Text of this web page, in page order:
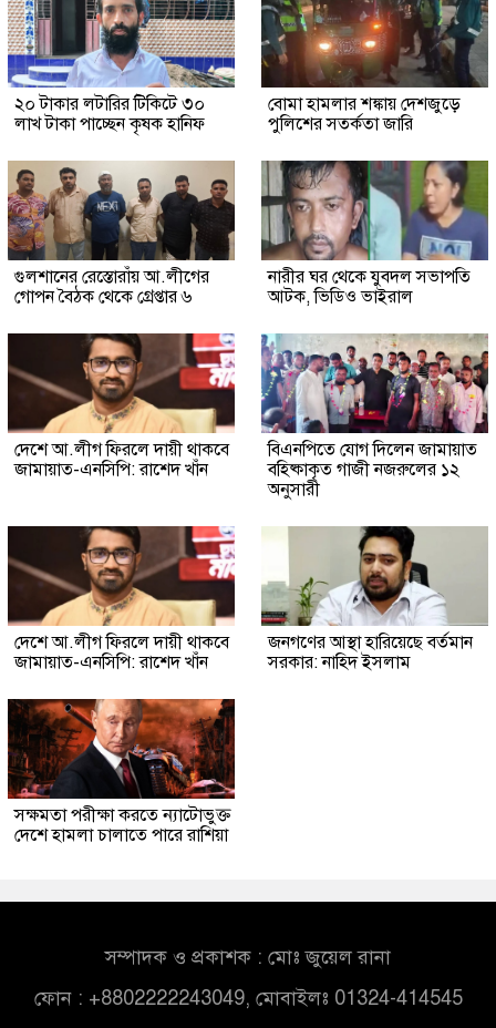
২০ টাকার লটারির টিকিটে ৩০
লাখ টাকা পাচ্ছেন কৃষক হানিফ
বোমা হামলার শঙ্কায় দেশজুড়ে
পুলিশের সতর্কতা জারি
গুলশানের রেস্তোরাঁয় আ.লীগের
গোপন বৈঠক থেকে গ্রেপ্তার ৬
নারীর ঘর থেকে যুবদল সভাপতি
আটক, ভিডিও ভাইরাল
দেশে আ.লীগ ফিরলে দায়ী থাকবে
জামায়াত-এনসিপি: রাশেদ খাঁন
বিএনপিতে যোগ দিলেন জামায়াত
বহিষ্কাকৃত গাজী নজরুলের ১২
অনুসারী
দেশে আ.লীগ ফিরলে দায়ী থাকবে
জামায়াত-এনসিপি: রাশেদ খাঁন
জনগণের আস্থা হারিয়েছে বর্তমান
সরকার: নাহিদ ইসলাম
সক্ষমতা পরীক্ষা করতে ন্যাটোভুক্ত
দেশে হামলা চালাতে পারে রাশিয়া
সম্পাদক ও প্রকাশক : মোঃ জুয়েল রানা
ফোন : +8802222243049, মোবাইলঃ 01324-414545